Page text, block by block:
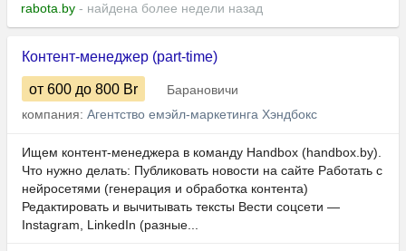
rabota.by - найдена более недели назад
Контент-менеджер (part-time)
от 600 до 800 Br
Барановичи
компания: Агентство емэйл-маркетинга Хэндбокс
Ищем контент-менеджера в команду Handbox (handbox.by).
Что нужно делать: Публиковать новости на сайте Работать с
нейросетями (генерация и обработка контента)
Редактировать и вычитывать тексты Вести соцсети —
Instagram, LinkedIn (разные...